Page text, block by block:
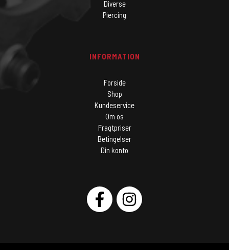
Diverse
Piercing
INFORMATION
Forside
Shop
Kundeservice
Om os
Fragtpriser
Betingelser
Din konto